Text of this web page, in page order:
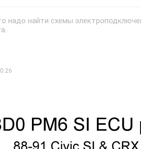
надо найти схемы